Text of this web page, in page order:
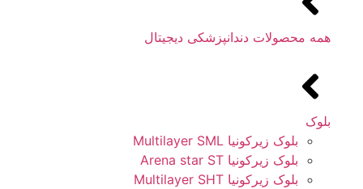
همه محصولات دندانپزشکی دیجیتال
بلوک
بلوک زیرکونیا Multilayer SML
بلوک زیرکونیا Arena star ST
بلوک زیرکونیا Multilayer SHT